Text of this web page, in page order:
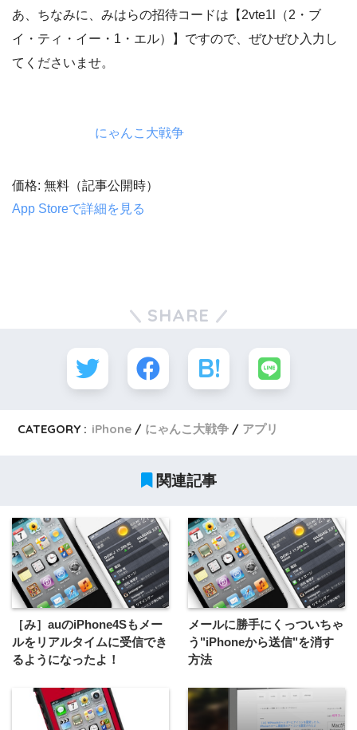
あ、ちなみに、みはらの招待コードは【2vte1l（2・ブ
イ・ティ・イー・1・エル）】ですので、ぜひぜひ入力し
てくださいませ。
にゃんこ大戦争
価格: 無料（記事公開時）
App Storeで詳細を見る
SHARE
CATEGORY : iPhone にゃんこ大戦争 アプリ
関連記事
［み］auのiPhone4Sもメー
ルをリアルタイムに受信でき
るようになったよ！
メールに勝手にくっついちゃ
う"iPhoneから送信"を消す
方法